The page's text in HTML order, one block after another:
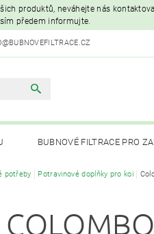
produktů, neváhejte nás
předem informujte.
BUBNOVÉ FILTRACE PRO
ČERPADLA A VYSAVAČE
VODY, CHOVNÉ POTŘEBY
potřeby Potravinové doplňky pro koi
COLOMBO